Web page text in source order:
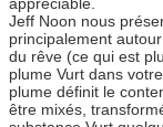
appréciable.
Jeff Noon nous
principalement
du rêve (ce qui est
plume Vurt dans
plume définit le
être mixés,